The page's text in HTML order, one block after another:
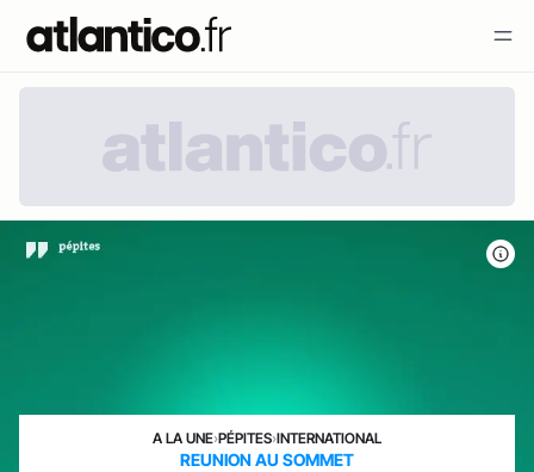
A LA UNE›PÉPITES›INTERNATIONAL
REUNION AU SOMMET